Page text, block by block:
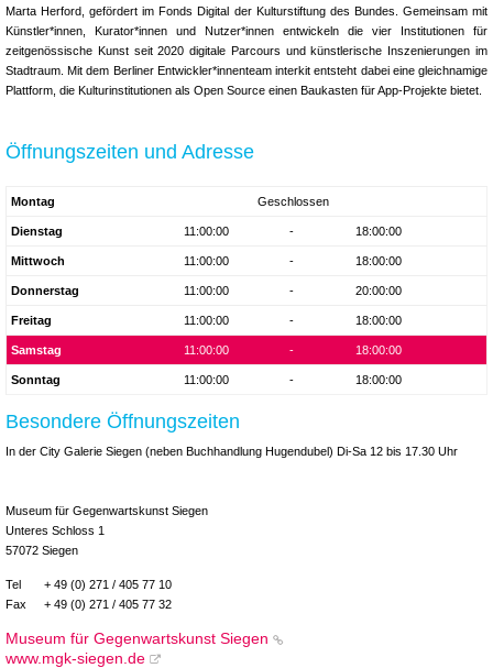
Marta Herford, gefördert im Fonds Digital der Kulturstiftung des Bundes. Gemeinsam mit
Künstler*innen, Kurator*innen und Nutzer*innen entwickeln die vier Institutionen für
zeitgenössische Kunst seit 2020 digitale Parcours und künstlerische Inszenierungen im
Stadtraum. Mit dem Berliner Entwickler*innenteam interkit entsteht dabei eine gleichnamige
Plattform, die Kulturinstitutionen als Open Source einen Baukasten für App-Projekte bietet.
Öffnungszeiten und Adresse
Montag Geschlossen
Dienstag 11:00:00 - 18:00:00
Mittwoch 11:00:00 - 18:00:00
Donnerstag 11:00:00 - 20:00:00
Freitag 11:00:00 - 18:00:00
Samstag 11:00:00 - 18:00:00
Sonntag 11:00:00 - 18:00:00
Besondere Öffnungszeiten
In der City Galerie Siegen (neben Buchhandlung Hugendubel) Di-Sa 12 bis 17.30 Uhr
Museum für Gegenwartskunst Siegen
Unteres Schloss 1
57072 Siegen
Tel
+ 49 (0) 271 / 405 77 10
Fax
+ 49 (0) 271 / 405 77 32
Museum für Gegenwartskunst Siegen
www.mgk-siegen.de